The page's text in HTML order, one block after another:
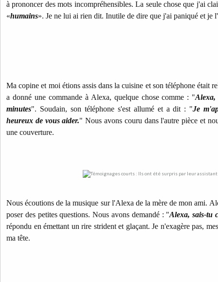
à prononcer des mots incompréhensibles. La seule chose que j'ai
«humains». Je ne lui ai rien dit. Inutile de dire que j'ai paniqué et je
Ma copine et moi étions assis dans la cuisine et son téléphone était
a donné une commande à Alexa, quelque chose comme : "Alexa,
minutes". Soudain, son téléphone s'est allumé et a dit : "Je
heureux de vous aider." Nous avons couru dans l'autre pièce et
une couverture.
Nous écoutions de la musique sur l'Alexa de la mère de mon ami.
poser des petites questions. Nous avons demandé : "Alexa, sais-tu
répondu en émettant un rire strident et glaçant. Je n'exagère pas,
ma tête.